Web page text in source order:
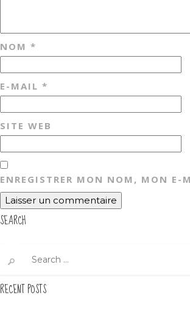
NOM *
E-MAIL *
SITE WEB
ENREGISTRER MON NOM, MON
SEARCH
for:
RECENT POSTS